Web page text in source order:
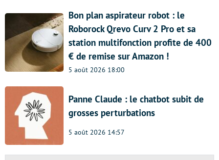
Bon plan aspirateur robot : le
Roborock Qrevo Curv 2 Pro et sa
station multifonction profite de 400
€ de remise sur Amazon !
5 août 2026 18:00
Panne Claude : le chatbot subit de
grosses perturbations
5 août 2026 14:57